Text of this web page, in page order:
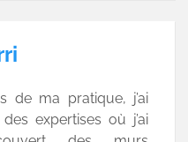
de ma pratique, j’ai
expertises où j’ai